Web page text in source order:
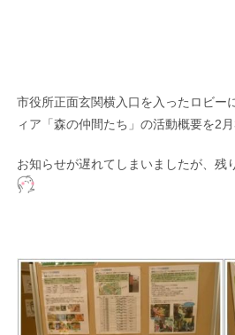
市役所正面玄関横入口を入ったロビー
ィア「森の仲間たち」の活動概要を2
お知らせが遅れてしまいましたが、残